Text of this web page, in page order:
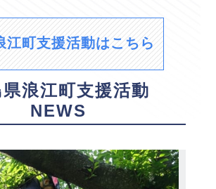
江町支援活動はこちら
浪江町支援活動
NEWS